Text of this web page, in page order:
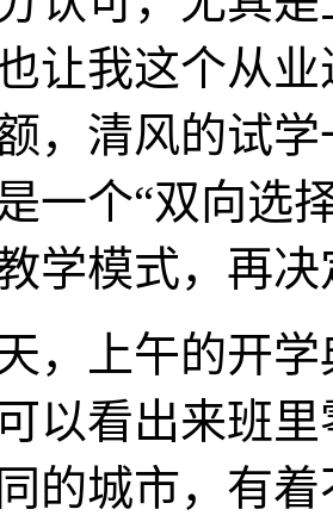
让我这个从
，清风的试
一个“双向选
学模式，再
，上午的开
以看出来班
的城市，有